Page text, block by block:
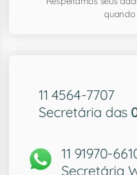
quando
11 4564-7707
Secretária das
11 91970-
Secretária